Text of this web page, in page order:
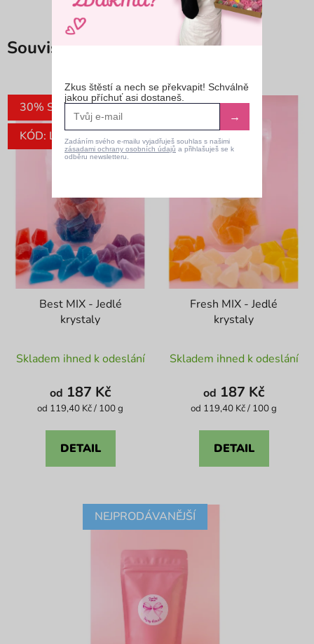
Související produkty
30% SLEVA
KÓD: LETO30
Best MIX - Jedlé
krystaly
hodnocení
produktu
je
z
Skladem ihned k odeslání
od 187 Kč
Měrná
od 119,40 Kč / 100 g
DETAIL
30% SLEVA
KÓD: LETO30
Fresh MIX - Jedlé
krystaly
hodnocení
produktu
je
z
Skladem ihned k odeslání
od 187 Kč
Měrná
od 119,40 Kč / 100 g
DETAIL
NEJPRODÁVANĚJŠÍ
Zkus štěstí a nech se překvapit! Schválně
jakou příchuť asi dostaneš.
→
Zadáním svého e-mailu vyjadřuješ souhlas s našimi
zásadami ochrany osobních údajů a přihlašuješ se k
odběru newsletteru.